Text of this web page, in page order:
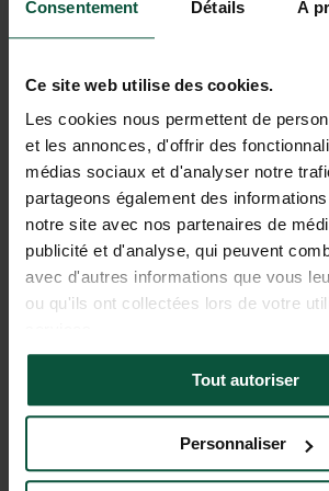
Consentement Détails À
Ce site web utilise des cookies.
Les cookies nous permettent de
et les annonces, d'offrir des
médias sociaux et d'analyser notre
partageons également des
notre site avec nos partenaires de
publicité et d'analyse, qui peuvent
avec d'autres informations que vous
ou qu'ils ont collectées lors de votre
Tout autoriser
Personnaliser